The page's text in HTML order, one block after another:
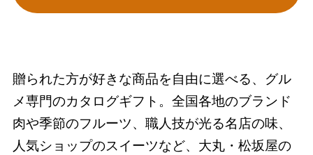
贈られた方が好きな商品を自由に選べる、グル
メ専門のカタログギフト。全国各地のブランド
肉や季節のフルーツ、職人技が光る名店の味、
人気ショップのスイーツなど、大丸・松坂屋の